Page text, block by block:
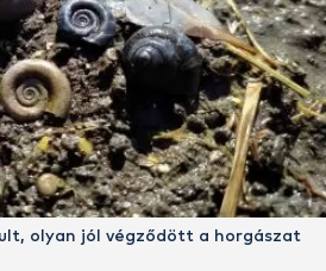
olyan jól végződött a horgászat